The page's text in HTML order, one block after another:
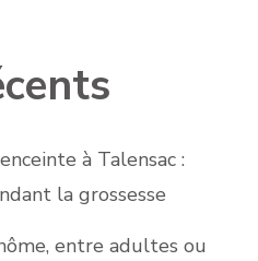
à Talensac :
la grossesse
entre adultes ou